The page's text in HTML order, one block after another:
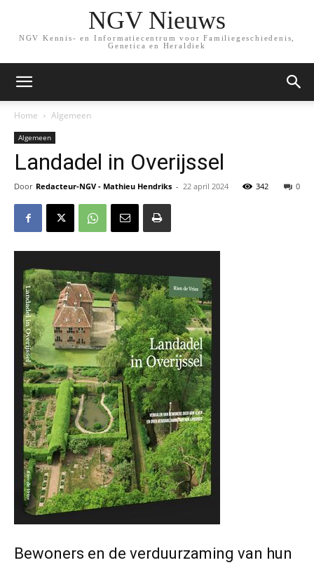
NGV Nieuws
NGV Kennis- en Informatiecentrum voor Familiegeschiedenis,
Genetica en Heraldiek
Home Algemeen
Algemeen
Landadel in Overijssel
Door Redacteur-NGV - Mathieu Hendriks - 22 april 2024 0
342
Bewoners en de verduurzaming van hun